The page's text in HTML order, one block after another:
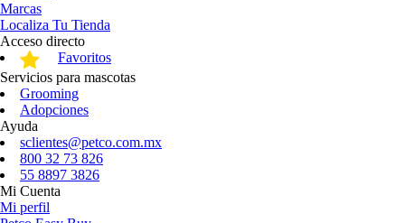
Marcas
Localiza Tu Tienda
Acceso directo
Favoritos
Servicios para mascotas
Grooming
Adopciones
Ayuda
sclientes@petco.com.mx
800 32 73 826
55 8897 3826
Mi Cuenta
Mi perfil